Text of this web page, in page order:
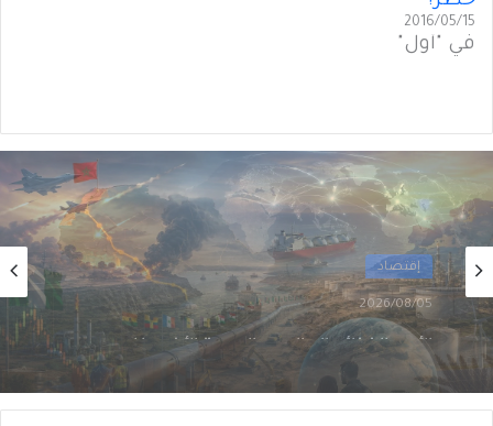
2016/05/15
في "أول"
أول
2026/08/02
من الغاز إلى الجغرافيا السياسية… ماذا يُغيّرُ خط
نيجيريا–المغرب؟